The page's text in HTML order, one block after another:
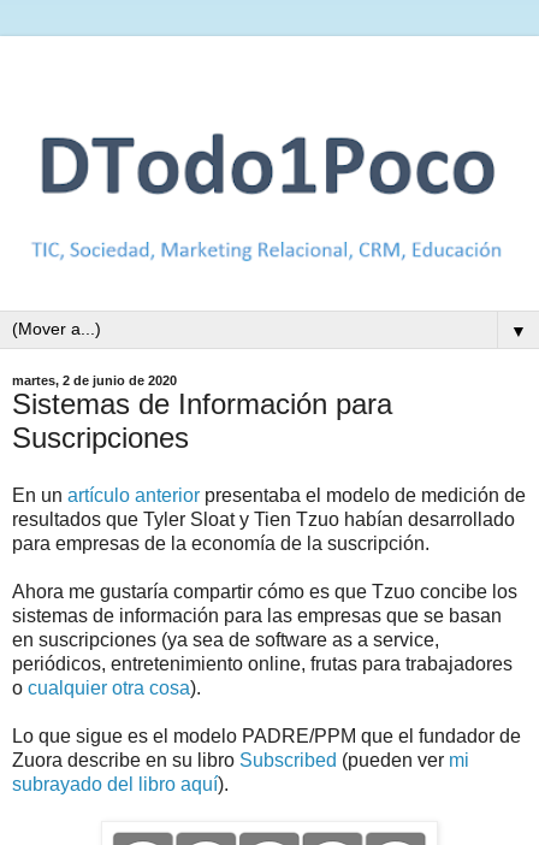
▼
martes, 2 de junio de 2020
Sistemas de Información para
Suscripciones
En un artículo anterior presentaba el modelo de medición de
resultados que Tyler Sloat y Tien Tzuo habían desarrollado
para empresas de la economía de la suscripción.
Ahora me gustaría compartir cómo es que Tzuo concibe los
sistemas de información para las empresas que se basan
en suscripciones (ya sea de software as a service,
periódicos, entretenimiento online, frutas para trabajadores
o cualquier otra cosa).
Lo que sigue es el modelo PADRE/PPM que el fundador de
Zuora describe en su libro Subscribed (pueden ver mi
subrayado del libro aquí).